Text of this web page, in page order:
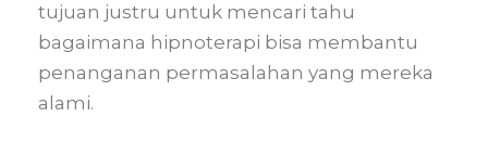
tujuan justru untuk mencari tahu
bagaimana hipnoterapi bisa membantu
penanganan permasalahan yang mereka
alami.